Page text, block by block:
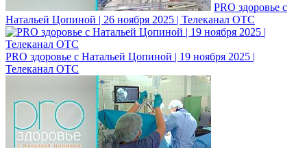
PRO здоровье с
Натальей Цопиной | 26 ноября 2025 | Телеканал ОТС
PRO здоровье с Натальей Цопиной | 19 ноября 2025 |
Телеканал ОТС